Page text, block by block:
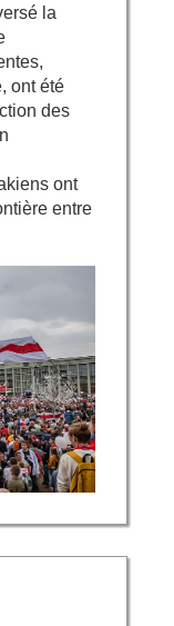
la
ont été
des
ont
entre